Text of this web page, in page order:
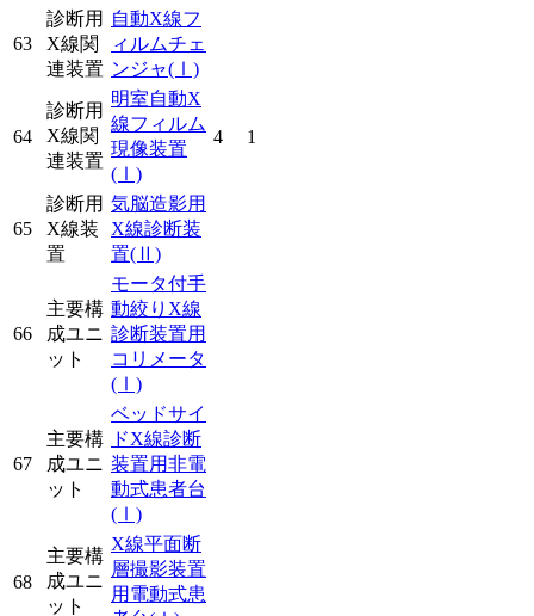
63
診断用
X線関
連装置
自動X線フ
ィルムチェ
ンジャ(Ⅰ)
64
診断用
X線関
連装置
明室自動X
線フィルム
現像装置
(Ⅰ)
4 1
65
診断用
X線装
置
気脳造影用
X線診断装
置(Ⅱ)
66
主要構
成ユニ
ット
モータ付手
動絞りX線
診断装置用
コリメータ
(Ⅰ)
67
主要構
成ユニ
ット
ベッドサイ
ドX線診断
装置用非電
動式患者台
(Ⅰ)
68
主要構
成ユニ
ット
X線平面断
層撮影装置
用電動式患